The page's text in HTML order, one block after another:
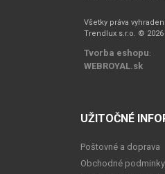
Všetky práva
Trendlux s.r.o. © 2026
Tvorba eshopu:
WEBROYAL.sk
UŽITOČNÉ
Poštovné a doprava
Obchodné podminky